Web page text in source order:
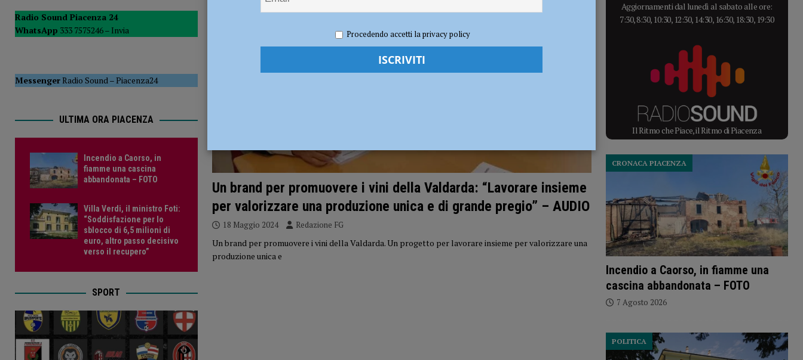
dell’area” ATTUALITÀ
[ 7 Agosto 2026 ] Incendio a Caorso, in fiamme una cascina abbandonata – FOTO CRONACA PIACENZA
Un brand per promuovere i vini della Valdarda: “Lavorare insieme
per valorizzare una produzione unica e di grande pregio” – AUDIO
18 Maggio 2024 Redazione FG
Un brand per promuovere i vini della Valdarda. Un progetto per lavorare insieme per valorizzare una
produzione unica e
Radio Sound Piacenza 24
WhatsApp 333 7575246 – Invia
MessengerRadio Sound–Piacenza24
ULTIMA ORA PIACENZA
Incendio a Caorso, in
fiamme una cascina
abbandonata – FOTO
Villa Verdi, il ministro Foti:
“Soddisfazione per lo
sblocco di 6,5 milioni di
euro, altro passo decisivo
verso il recupero”
SPORT
Aggiornamenti dal lunedì al sabato alle ore:
7:30, 8:30, 10:30, 12:30, 14:30, 16:30, 18:30, 19:30
Il Ritmo che Piace, il Ritmo di Piacenza
Incendio a Caorso, in fiamme una
cascina abbandonata – FOTO
CRONACA PIACENZA
7 Agosto 2026
POLITICA
Procedendo accetti la privacy policy